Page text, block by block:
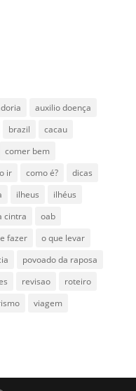
auxilio doença
brazil
cacau
comer bem
ir como é?
dicas
ilheus
ilhéus
cintra
oab
fazer
o que levar
povoado da raposa
revisao
roteiro
viagem